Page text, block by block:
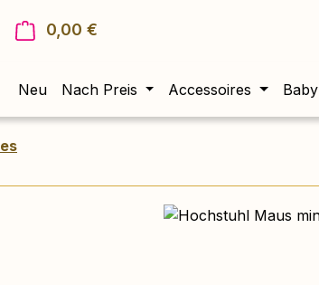
0,00 €
Neu Nach Preis Accessoires Baby